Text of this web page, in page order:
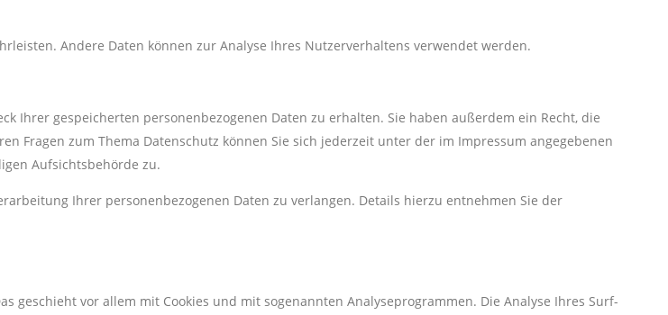
Andere Daten können zur Analyse Ihres Nutzerverhaltens verwendet werden.
Ihrer gespeicherten personenbezogenen Daten zu erhalten. Sie haben außerdem ein Recht, die
Fragen zum Thema Datenschutz können Sie sich jederzeit unter der im Impressum angegebenen
Aufsichtsbehörde zu.
Ihrer personenbezogenen Daten zu verlangen. Details hierzu entnehmen Sie der
geschieht vor allem mit Cookies und mit sogenannten Analyseprogrammen. Die Analyse Ihres Surf-